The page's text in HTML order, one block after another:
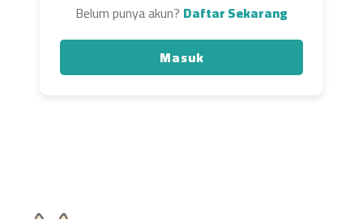
Belum punya akun? Daftar Sekarang
Masuk